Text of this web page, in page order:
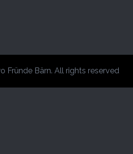
Fründe Bärn. All rights reserved